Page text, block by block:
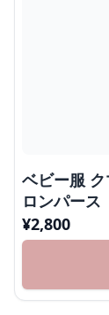
ベビー服 クマさんアップリケ付きリブ赤ちゃん
ロンパース
¥2,800